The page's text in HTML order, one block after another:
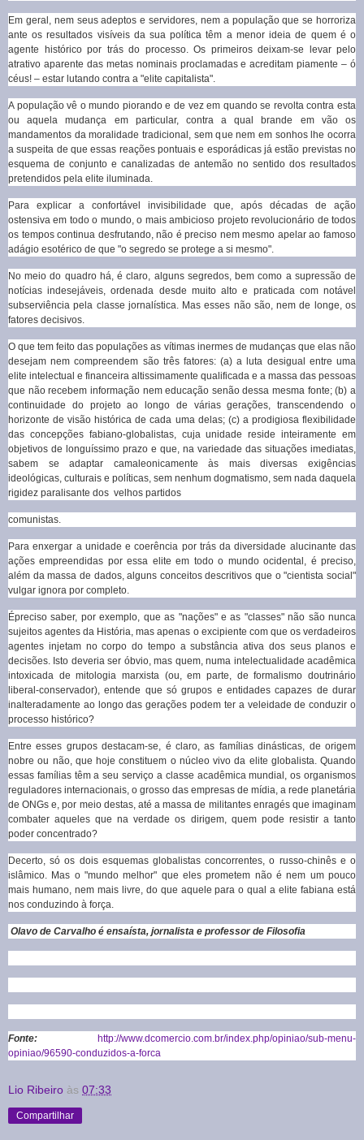
Em geral, nem seus adeptos e servidores, nem a população que se horroriza
ante os resultados visíveis da sua política têm a menor ideia de quem é o
agente histórico por trás do processo. Os primeiros deixam-se levar pelo
atrativo aparente das metas nominais proclamadas e acreditam piamente – ó
céus! – estar lutando contra a "elite capitalista".
A população vê o mundo piorando e de vez em quando se revolta contra esta
ou aquela mudança em particular, contra a qual brande em vão os
mandamentos da moralidade tradicional, sem que nem em sonhos lhe ocorra
a suspeita de que essas reações pontuais e esporádicas já estão previstas no
esquema de conjunto e canalizadas de antemão no sentido dos resultados
pretendidos pela elite iluminada.
Para explicar a confortável invisibilidade que, após décadas de ação
ostensiva em todo o mundo, o mais ambicioso projeto revolucionário de todos
os tempos continua desfrutando, não é preciso nem mesmo apelar ao famoso
adágio esotérico de que "o segredo se protege a si mesmo".
No meio do quadro há, é claro, alguns segredos, bem como a supressão de
notícias indesejáveis, ordenada desde muito alto e praticada com notável
subserviência pela classe jornalística. Mas esses não são, nem de longe, os
fatores decisivos.
O que tem feito das populações as vítimas inermes de mudanças que elas não
desejam nem compreendem são três fatores: (a) a luta desigual entre uma
elite intelectual e financeira altissimamente qualificada e a massa das pessoas
que não recebem informação nem educação senão dessa mesma fonte; (b) a
continuidade do projeto ao longo de várias gerações, transcendendo o
horizonte de visão histórica de cada uma delas; (c) a prodigiosa flexibilidade
das concepções fabiano-globalistas, cuja unidade reside inteiramente em
objetivos de longuíssimo prazo e que, na variedade das situações imediatas,
sabem se adaptar camaleonicamente às mais diversas exigências
ideológicas, culturais e políticas, sem nenhum dogmatismo, sem nada daquela
rigidez paralisante dos velhos partidos
comunistas.
Para enxergar a unidade e coerência por trás da diversidade alucinante das
ações empreendidas por essa elite em todo o mundo ocidental, é preciso,
além da massa de dados, alguns conceitos descritivos que o "cientista social"
vulgar ignora por completo.
Épreciso saber, por exemplo, que as "nações" e as "classes" não são nunca
sujeitos agentes da História, mas apenas o excipiente com que os verdadeiros
agentes injetam no corpo do tempo a substância ativa dos seus planos e
decisões. Isto deveria ser óbvio, mas quem, numa intelectualidade acadêmica
intoxicada de mitologia marxista (ou, em parte, de formalismo doutrinário
liberal-conservador), entende que só grupos e entidades capazes de durar
inalteradamente ao longo das gerações podem ter a veleidade de conduzir o
processo histórico?
Entre esses grupos destacam-se, é claro, as famílias dinásticas, de origem
nobre ou não, que hoje constituem o núcleo vivo da elite globalista. Quando
essas famílias têm a seu serviço a classe acadêmica mundial, os organismos
reguladores internacionais, o grosso das empresas de mídia, a rede planetária
de ONGs e, por meio destas, até a massa de militantes enragés que imaginam
combater aqueles que na verdade os dirigem, quem pode resistir a tanto
poder concentrado?
Decerto, só os dois esquemas globalistas concorrentes, o russo-chinês e o
islâmico. Mas o "mundo melhor" que eles prometem não é nem um pouco
mais humano, nem mais livre, do que aquele para o qual a elite fabiana está
nos conduzindo à força.
Olavo de Carvalho é ensaísta, jornalista e professor de Filosofia
Fonte: http://www.dcomercio.com.br/index.php/opiniao/sub-menu-
opiniao/96590-conduzidos-a-forca
Lio Ribeiro às 07:33
Compartilhar